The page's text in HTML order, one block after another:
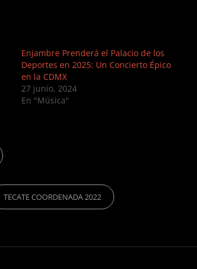
Enjambre Prenderá el Palacio de los
Deportes en 2025: Un Concierto Épico
en la CDMX
27 junio, 2024
En "Música"
TECATE COORDENADA 2022